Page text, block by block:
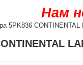
Нам
5PK836 CONTINENTAL